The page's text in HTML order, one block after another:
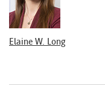
Elaine W. Long